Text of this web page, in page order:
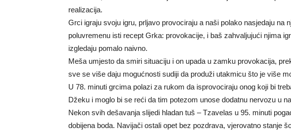
realizacija.
Grci igraju svoju igru, prljavo provociraju a naši polako nasjedaju na
poluvremenu isti recept Grka: provokacije, i baš zahvaljujući njima
izgledaju pomalo naivno.
Meša umjesto da smiri situaciju i on upada u zamku provokacija,
sve se više daju mogućnosti sudiji da produži utakmicu što je više
U 78. minuti grcima polazi za rukom da isprovociraju onog koji bi
Džeku i moglo bi se reći da tim potezom unose dodatnu nervozu u
Nekon svih dešavanja slijedi hladan tuš – Tzavelas u 95. minuti
dobijena boda. Navijači ostali opet bez pozdrava, vjerovatno stanje